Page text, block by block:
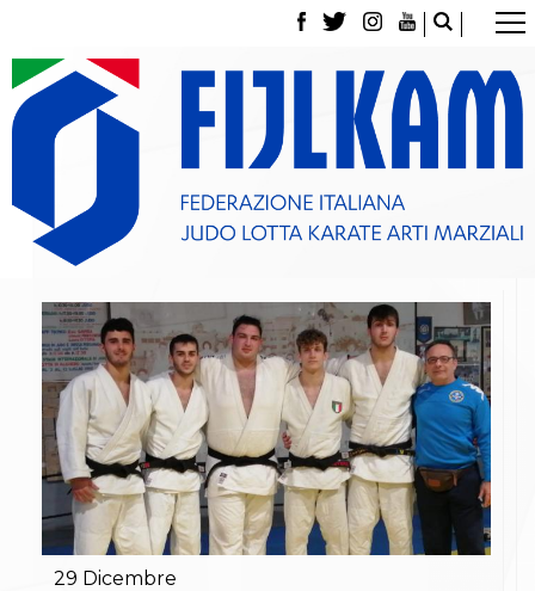
La Federazione
Tesseramento
Contatti
Norme e modulistica Affiliazioni e Tesseramenti
Classifica Società Sportive con più di 100 atleti
tesserati
Gare e Risultati
Archivio eventi
Dove siamo
Media
Partners
Trasparenza
Judo
La disciplina
News
Attività Didattica
Gare e Risultati
Albi Federali
29 Dicembre